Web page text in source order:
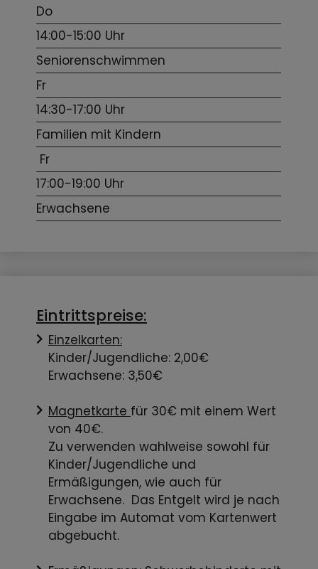
Do
14:00-15:00 Uhr
Seniorenschwimmen
Fr
14:30-17:00 Uhr
Familien mit Kindern
Fr
17:00-19:00 Uhr
Erwachsene
Eintrittspreise:
Einzelkarten:
Kinder/Jugendliche: 2,00€
Erwachsene: 3,50€
Magnetkarte für 30€ mit einem Wert
von 40€.
Zu verwenden wahlweise sowohl für
Kinder/Jugendliche und
Ermäßigungen, wie auch für
Erwachsene. Das Entgelt wird je nach
Eingabe im Automat vom Kartenwert
abgebucht.